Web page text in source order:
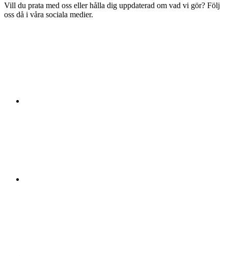
Vill du prata med oss eller hålla dig uppdaterad om vad vi gör? Följ
oss då i våra sociala medier.